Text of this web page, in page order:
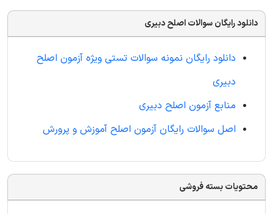
دانلود رایگان سوالات اصلح دبیری
دانلود رایگان نمونه سوالات تستی ویژه آزمون اصلح
دبیری
منابع آزمون اصلح دبیری
اصل سوالات رایگان آزمون اصلح آموزش و پرورش
محتویات بسته فروشی